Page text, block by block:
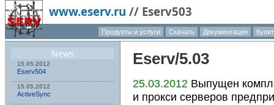
www.eserv.ru // Eserv503
Продукты и услуги Скачать Документация
News
15.05.2012
Eserv504
15.05.2012
ActiveSync
Eserv/5.03
25.03.2012 Выпущен
и прокси серверов